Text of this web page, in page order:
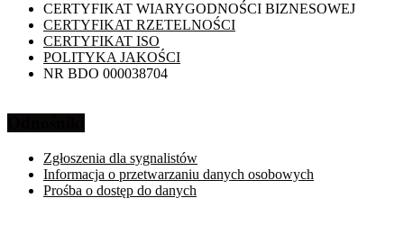
CERTYFIKAT WIARYGODNOŚCI BIZNESOWEJ
CERTYFIKAT RZETELNOŚCI
CERTYFIKAT ISO
POLITYKA JAKOŚCI
NR BDO 000038704
Zgłoszenia dla sygnalistów
Informacja o przetwarzaniu danych osobowych
Prośba o dostęp do danych